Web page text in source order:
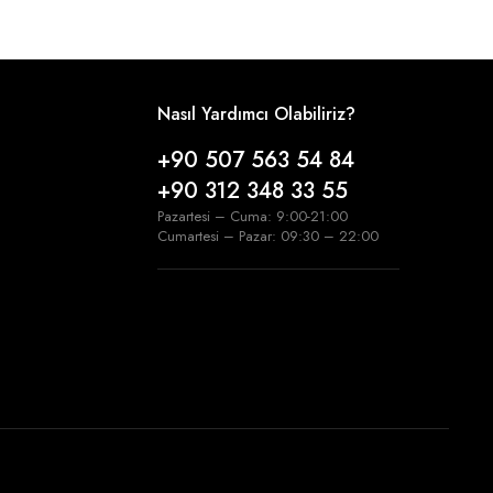
Nasıl Yardımcı Olabiliriz?
+90 507 563 54 84
+90 312 348 33 55
Pazartesi – Cuma: 9:00-21:00
Cumartesi – Pazar: 09:30 – 22:00